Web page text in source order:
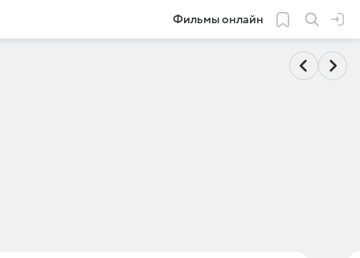
Фильмы онлайн